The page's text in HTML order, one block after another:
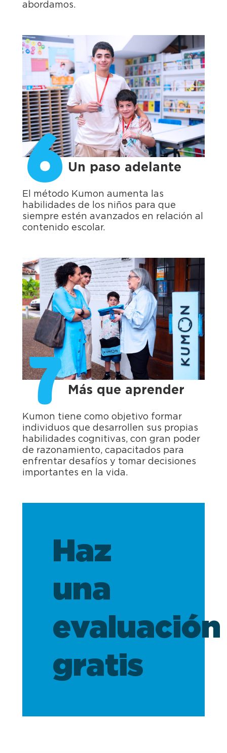
abordamos.
6 Un paso adelante
El método Kumon aumenta las
habilidades de los niños para que
siempre estén avanzados en relación al
contenido escolar.
7 Más que aprender
Kumon tiene como objetivo formar
individuos que desarrollen sus propias
habilidades cognitivas, con gran poder
de razonamiento, capacitados para
enfrentar desafíos y tomar decisiones
importantes en la vida.
Haz
una
evaluación
gratis